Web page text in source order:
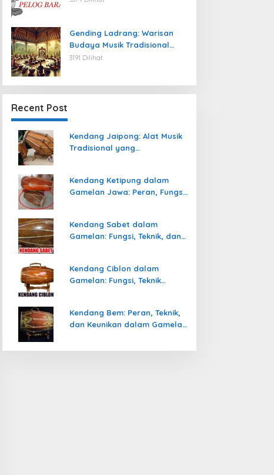
Gending Ladrang: Warisan
Budaya Musik Tradisional
Jawa yang Abadi
3191 Dilihat
Recent Post
Kendang Jaipong: Alat Musik
Tradisional yang
Kendang Ketipung dalam
Gamelan Jawa: Peran, Fungsi,
Kendang Sabet dalam
Gamelan: Fungsi, Teknik, dan
Kendang Ciblon dalam
Gamelan: Fungsi, Teknik
Kendang Bem: Peran, Teknik,
dan Keunikan dalam Gamelan